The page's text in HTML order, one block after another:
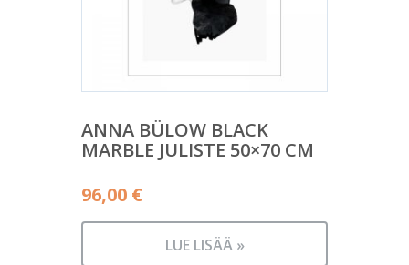
ANNA BÜLOW BLACK
MARBLE JULISTE 50×70 CM
96,00 €
LUE LISÄÄ »